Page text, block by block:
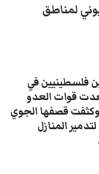
لمناطق
فلسطينيين في
قوات العدو
وكثفت قصفها الجوي
المنازل